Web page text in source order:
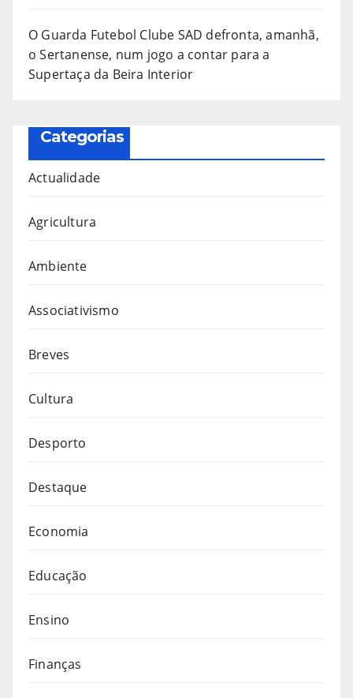
O Guarda Futebol Clube SAD defronta, amanhã,
o Sertanense, num jogo a contar para a
Supertaça da Beira Interior
Categorias
Actualidade
Agricultura
Ambiente
Associativismo
Breves
Cultura
Desporto
Destaque
Economia
Educação
Ensino
Finanças